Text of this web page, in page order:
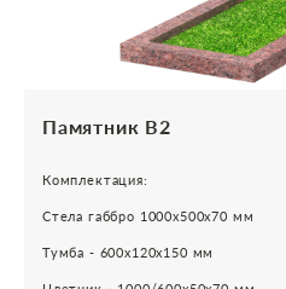
Памятник В2
Комплектация:
Стела габбро 1000х500х70 мм
Тумба - 600х120х150 мм